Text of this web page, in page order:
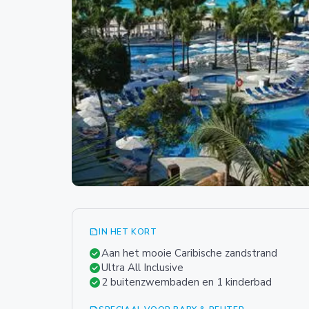
summarizeIN HET KORT
check_circleAan het mooie Caribische zandstrand
check_circleUltra All Inclusive
check_circle2 buitenzwembaden en 1 kinderbad